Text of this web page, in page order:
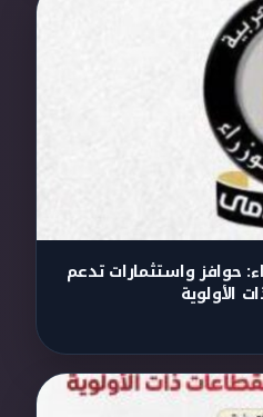
حوافز واستثمارات تدعم
الأولوية